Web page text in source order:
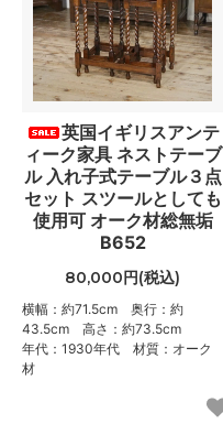
英国イギリスアンテ
ィーク家具 ネストテーブ
ル 入れ子式テーブル３点
セット スツールとしても
使用可 オーク材総無垢
B652
80,000円(税込)
横幅：約71.5cm 奥行：約
43.5cm 高さ：約73.5cm
年代：1930年代 材質：オーク
材